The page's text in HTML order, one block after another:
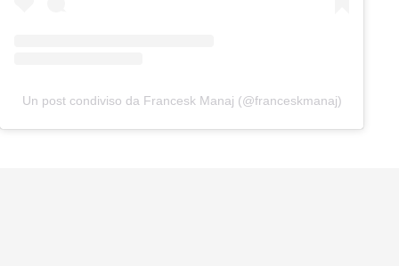
Un post condiviso da Francesk Manaj (@franceskmanaj)